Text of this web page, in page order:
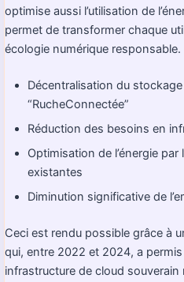
optimise aussi l’utilisation de
permet de transformer chaque
écologie numérique responsable.
Décentralisation du stockage
“RucheConnectée”
Réduction des besoins en
Optimisation de l’énergie
existantes
Diminution significative de
Ceci est rendu possible grâce à
qui, entre 2022 et 2024, a
infrastructure de cloud